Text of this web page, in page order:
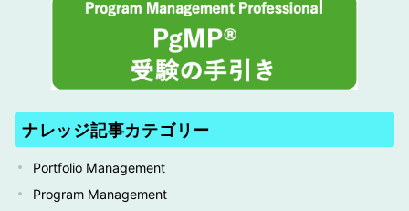
ナレッジ記事カテゴリー
Portfolio Management
Program Management